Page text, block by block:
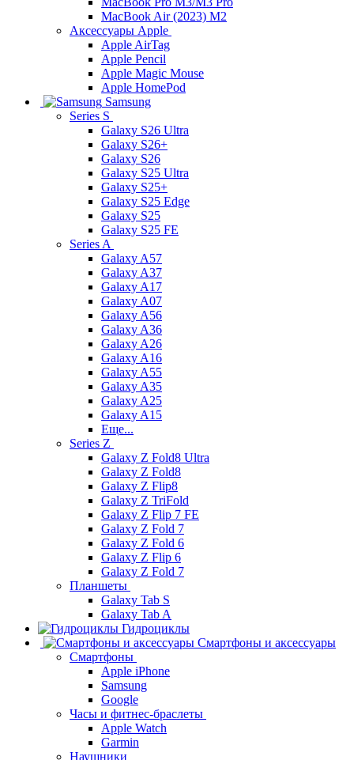
MacBook Air (2023) M2
Аксессуары Apple
Apple AirTag
Apple Pencil
Apple Magic Mouse
Apple HomePod
Samsung
Series S
Galaxy S26 Ultra
Galaxy S26+
Galaxy S26
Galaxy S25 Ultra
Galaxy S25+
Galaxy S25 Edge
Galaxy S25
Galaxy S25 FE
Series A
Galaxy A57
Galaxy A37
Galaxy A17
Galaxy A07
Galaxy A56
Galaxy A36
Galaxy A26
Galaxy A16
Galaxy A55
Galaxy A35
Galaxy A25
Galaxy A15
Еще...
Series Z
Galaxy Z Fold8 Ultra
Galaxy Z Fold8
Galaxy Z Flip8
Galaxy Z TriFold
Galaxy Z Flip 7 FE
Galaxy Z Fold 7
Galaxy Z Fold 6
Galaxy Z Flip 6
Galaxy Z Fold 7
Планшеты
Galaxy Tab S
Galaxy Tab A
Гидроциклы
Смартфоны и аксессуары
Смартфоны
Apple iPhone
Samsung
Google
Часы и фитнес-браслеты
Apple Watch
Garmin
Наушники